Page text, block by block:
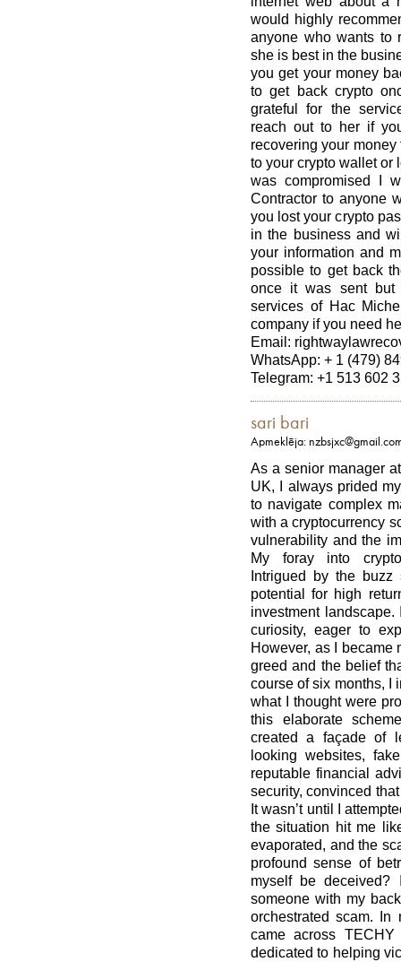
would highly
anyone who wants to
she is best in the
you get your money
to get back crypto
grateful for the
reach out to her if
recovering your
to your crypto wallet or
was compromised I
Contractor to anyone
you lost your crypto
in the business and
your information and
possible to get back
once it was sent but
services of Hac
company if you need
Email:
WhatsApp: + 1 (479)
Telegram: ‪+1 513 602
sari bari
Apmeklēja:
As a senior manager
UK, I always prided
to navigate complex
with a cryptocurrency
vulnerability and the
My foray into
Intrigued by the
potential for high
investment
curiosity, eager to
However, as I became
greed and the belief
course of six months, I
what I thought were
this elaborate
created a façade of
looking websites,
reputable financial
security, convinced
It wasn’t until I
the situation hit me
evaporated, and the
profound sense of
myself be
someone with my
orchestrated scam. In
came across
dedicated to helping